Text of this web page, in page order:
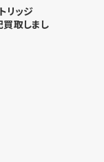
リッジ
取しまし